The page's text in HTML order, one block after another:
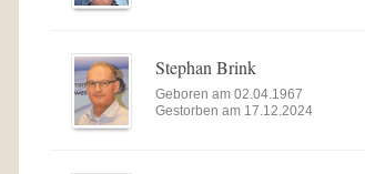
Stephan Brink
Geboren am 02.04.1967
Gestorben am 17.12.2024